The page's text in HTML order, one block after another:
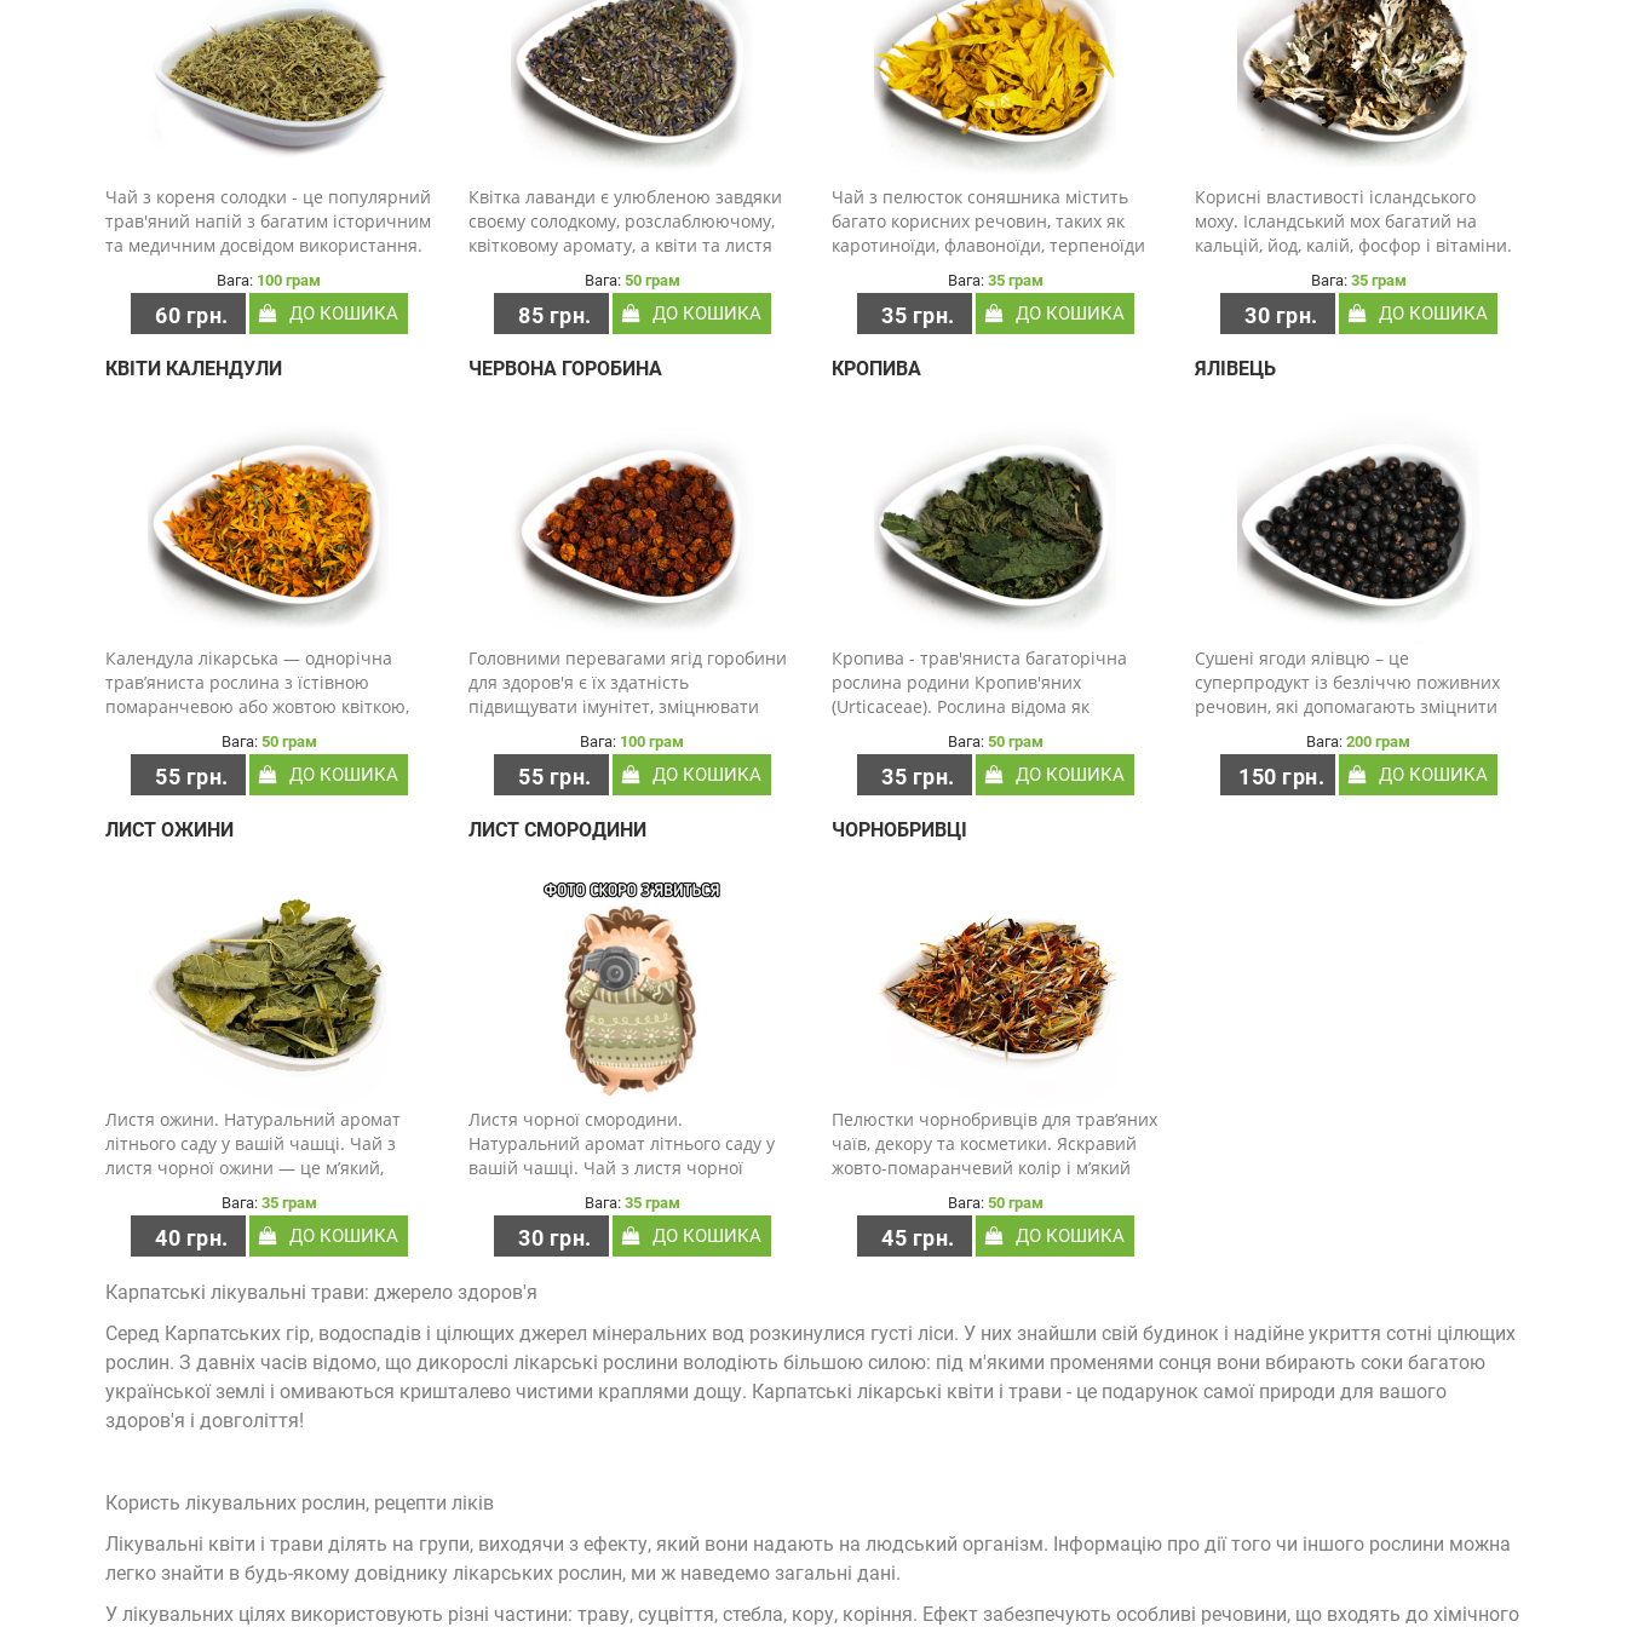
Чай з кореня солодки - це популярний
трав'яний напій з багатим історичним
та медичним досвідом використання.
корені солодки є гліцирризин, який
має властивості протизапальні,
противірусні, п..
Вага: 100 грам
60 грн. ДО КОШИКА
Квітка лаванди є улюбленою завдяки
своєму солодкому, розслаблюючому,
квітковому аромату, а квіти та листя
традиційному західному травництві.
Висушені квіти лаванди можна
додавати в чай,..
Вага: 50 грам
85 грн. ДО КОШИКА
Чай з пелюсток соняшника містить
багато корисних речовин, таких як
каротиноїди, флавоноїди, терпеноїди
антиоксидантними та
протизапальними властивостями, що
робить його корисним для змі..
Вага: 35 грам
35 грн. ДО КОШИКА
Корисні властивості ісландського
моху. Ісландський мох багатий на
кальцій, йод, калій, фосфор і вітаміни.
пахне водоростями, коли мокріє.
Незважаючи на ці неапетитні
характерис..
Вага: 35 грам
30 грн. ДО КОШИКА
КВІТИ КАЛЕНДУЛИ
Календула лікарська — однорічна
трав’яниста рослина з їстівною
помаранчевою або жовтою квіткою,
більшій частині світу, квітка
календули є веселою декоративною
рослиною, яка використову..
Вага: 50 грам
55 грн. ДО КОШИКА
ЧЕРВОНА ГОРОБИНА
Головними перевагами ягід горобини
для здоров'я є їх здатність
підвищувати імунітет, зміцнювати
травлення, запобігати певним видам
раку і зменшувати бактеріальні
інфекції. Крихітна ягода горо..
Вага: 100 грам
55 грн. ДО КОШИКА
КРОПИВА
Кропива - трав'яниста багаторічна
рослина родини Кропив'яних
(Urticaceae). Рослина відома як
порожнисті волоски (трикомуси) на
листках і стеблі, які викликають
відчуття пекучості при контакті...
Вага: 50 грам
35 грн. ДО КОШИКА
ЯЛІВЕЦЬ
Сушені ягоди ялівцю – це
суперпродукт із безліччю поживних
речовин, які допомагають зміцнити
зайву вагу. Незважаючи на свою
назву, ялівець не є ні ягоди, ні фрукт!
Це частина рослини ..
Вага: 200 грам
150 грн. ДО КОШИКА
ЛИСТ ОЖИНИ
Листя ожини. Натуральний аромат
літнього саду у вашій чашці. Чай з
листя чорної ожини — це м’який,
зеленим післясмаком. Він має
природну солодкувату ноту та
глибокий аромат, який нагадує про ..
Вага: 35 грам
40 грн. ДО КОШИКА
ЛИСТ СМОРОДИНИ
Листя чорної смородини.
Натуральний аромат літнього саду у
вашій чашці. Чай з листя чорної
напій з приємним ягідно-зеленим
післясмаком. Він має природну
солодкувату ноту та глибокий аромат,
як..
Вага: 35 грам
30 грн. ДО КОШИКА
ЧОРНОБРИВЦІ
Пелюстки чорнобривців для трав’яних
чаїв, декору та косметики. Яскравий
жовто-помаранчевий колір і м’який
чорнобривців — ручний збір,
акуратно висушені для збереження
кольору та аромату. Ідеальн..
Вага: 50 грам
45 грн. ДО КОШИКА
Карпатські лікувальні трави: джерело здоров'я
Серед Карпатських гір, водоспадів і цілющих джерел мінеральних вод розкинулися густі ліси. У них знайшли свій будинок і надійне укриття сотні цілющих
рослин. З давніх часів відомо, що дикорослі лікарські рослини володіють більшою силою: під м'якими променями сонця вони вбирають соки багатою
української землі і омиваються кришталево чистими краплями дощу. Карпатські лікарські квіти і трави - це подарунок самої природи для вашого
здоров'я і довголіття!
Користь лікувальних рослин, рецепти ліків
Лікувальні квіти і трави ділять на групи, виходячи з ефекту, який вони надають на людський організм. Інформацію про дії того чи іншого рослини можна
легко знайти в будь-якому довіднику лікарських рослин, ми ж наведемо загальні дані.
У лікувальних цілях використовують різні частини: траву, суцвіття, стебла, кору, коріння. Ефект забезпечують особливі речовини, що входять до хімічного